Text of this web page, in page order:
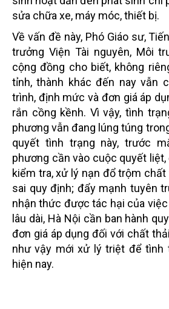
sửa chữa xe, máy móc, thiết bị.
Về vấn đề này, Phó Giáo sư,
trưởng Viện Tài nguyên, Môi
cộng đồng cho biết, không
tỉnh, thành khác đến nay vẫn
trình, định mức và đơn giá áp
rắn cồng kềnh. Vì vậy, tình
phương vẫn đang lúng túng
quyết tình trạng này, trước
phương cần vào cuộc quyết
kiểm tra, xử lý nạn đổ trộm
sai quy định; đẩy mạnh tuyên
nhận thức được tác hại của
lâu dài, Hà Nội cần ban hành
đơn giá áp dụng đối với chất
như vậy mới xử lý triệt để tình
hiện nay.